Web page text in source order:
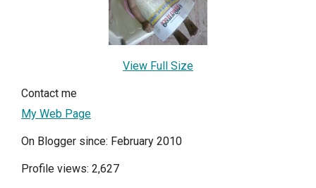
View Full Size
Contact me
My Web Page
On Blogger since: February 2010
Profile views: 2,627